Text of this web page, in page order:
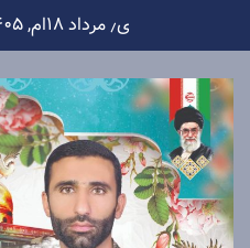
to
content
ی٫ مرداد ۱۸ام, ۱۴۰۵